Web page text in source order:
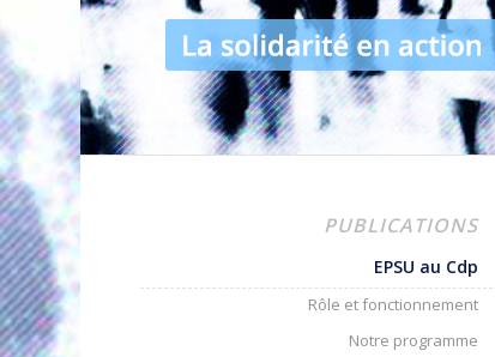
PUBLICATIONS
EPSU au Cdp
Rôle et fonctionnement
Notre programme